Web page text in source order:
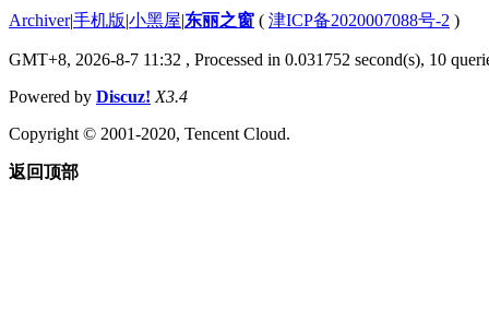
Archiver|手机版|小黑屋|东丽之窗 ( 津ICP备2020007088号-2 )
GMT+8, 2026-8-7 11:32 , Processed in 0.031752 second(s), 10
Powered by Discuz! X3.4
Copyright © 2001-2020, Tencent Cloud.
返回顶部